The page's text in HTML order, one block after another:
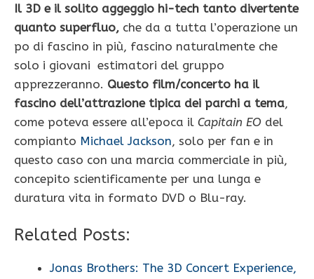
Il 3D e il solito aggeggio hi-tech tanto divertente
quanto superfluo, che da a tutta l’operazione un
po di fascino in più, fascino naturalmente che
solo i giovani estimatori del gruppo
apprezzeranno. Questo film/concerto ha il
fascino dell’attrazione tipica dei parchi a tema,
come poteva essere all’epoca il Capitain EO del
compianto Michael Jackson, solo per fan e in
questo caso con una marcia commerciale in più,
concepito scientificamente per una lunga e
duratura vita in formato DVD o Blu-ray.
Related Posts:
Jonas Brothers: The 3D Concert Experience,